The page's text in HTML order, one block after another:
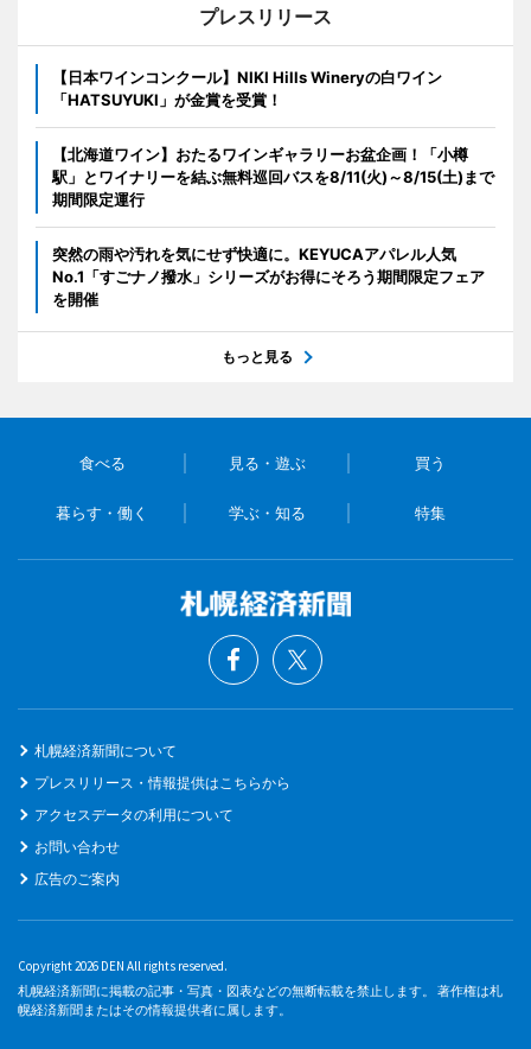
プレスリリース
【日本ワインコンクール】NIKI Hills Wineryの白ワイン
「HATSUYUKI」が金賞を受賞！
【北海道ワイン】おたるワインギャラリーお盆企画！「小樽
駅」とワイナリーを結ぶ無料巡回バスを8/11(火)～8/15(土)まで
期間限定運行
突然の雨や汚れを気にせず快適に。KEYUCAアパレル人気
No.1「すごナノ撥水」シリーズがお得にそろう期間限定フェア
を開催
もっと見る
食べる 見る・遊ぶ 買う
暮らす・働く 学ぶ・知る 特集
札幌経済新聞について
プレスリリース・情報提供はこちらから
アクセスデータの利用について
お問い合わせ
広告のご案内
Copyright 2026 DEN All rights reserved.
札幌経済新聞に掲載の記事・写真・図表などの無断転載を禁止します。 著作権は札
幌経済新聞またはその情報提供者に属します。